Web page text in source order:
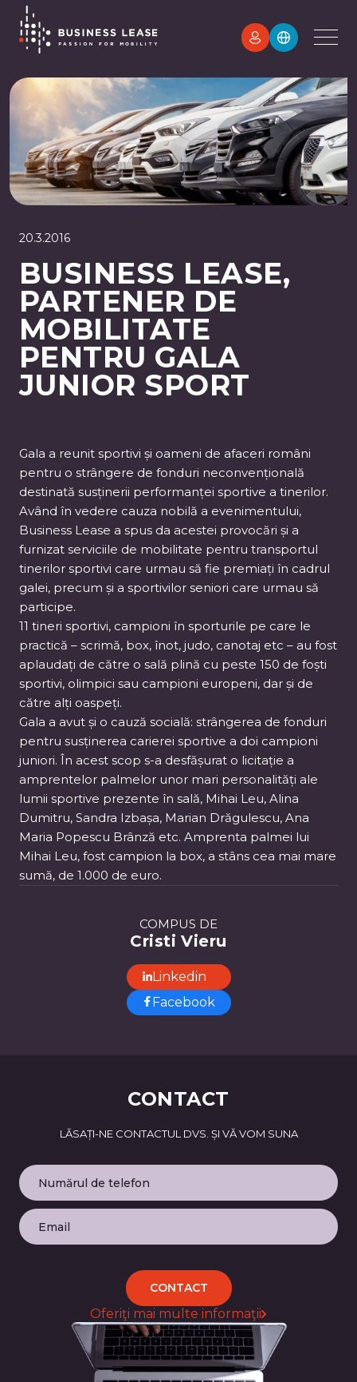
COMPUS DE
Cristi Vieru
Linkedin
Facebook
20.3.2016
BUSINESS LEASE,
PARTENER DE
MOBILITATE
PENTRU GALA
JUNIOR SPORT
Gala a reunit sportivi și oameni de afaceri români
pentru o strângere de fonduri neconvențională
destinată susținerii performanței sportive a tinerilor.
Având în vedere cauza nobilă a evenimentului,
Business Lease a spus da acestei provocări și a
furnizat serviciile de mobilitate pentru transportul
tinerilor sportivi care urmau să fie premiați în cadrul
galei, precum și a sportivilor seniori care urmau să
participe.
11 tineri sportivi, campioni în sporturile pe care le
practică – scrimă, box, înot, judo, canotaj etc – au fost
aplaudați de către o sală plină cu peste 150 de foști
sportivi, olimpici sau campioni europeni, dar și de
către alți oaspeți.
Gala a avut și o cauză socială: strângerea de fonduri
pentru susținerea carierei sportive a doi campioni
juniori. În acest scop s-a desfășurat o licitație a
amprentelor palmelor unor mari personalități ale
lumii sportive prezente în sală, Mihai Leu, Alina
Dumitru, Sandra Izbașa, Marian Drăgulescu, Ana
Maria Popescu Brânză etc. Amprenta palmei lui
Mihai Leu, fost campion la box, a stâns cea mai mare
sumă, de 1.000 de euro.
CONTACT
LĂSAȚI-NE CONTACTUL DVS. ȘI VĂ VOM SUNA
Oferiţi mai multe informaţii
CONTACT